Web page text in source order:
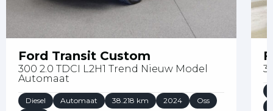
Ford Transit Custom
300 2.0 TDCI L2H1 Trend Nieuw Model
Automaat
Diesel Automaat 38.218 km 2024
Oss